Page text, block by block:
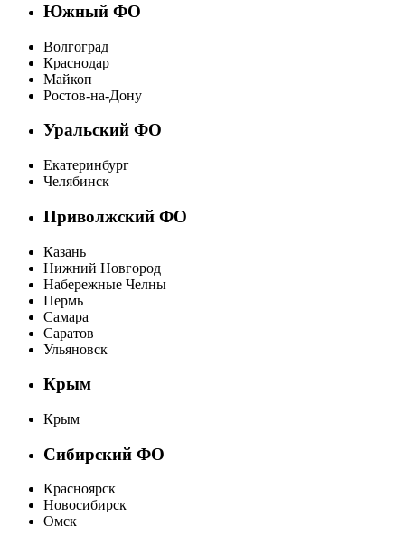
Южный ФО
Волгоград
Краснодар
Майкоп
Ростов-на-Дону
Уральский ФО
Екатеринбург
Челябинск
Приволжский ФО
Казань
Нижний Новгород
Набережные Челны
Пермь
Самара
Саратов
Ульяновск
Крым
Крым
Сибирский ФО
Красноярск
Новосибирск
Омск